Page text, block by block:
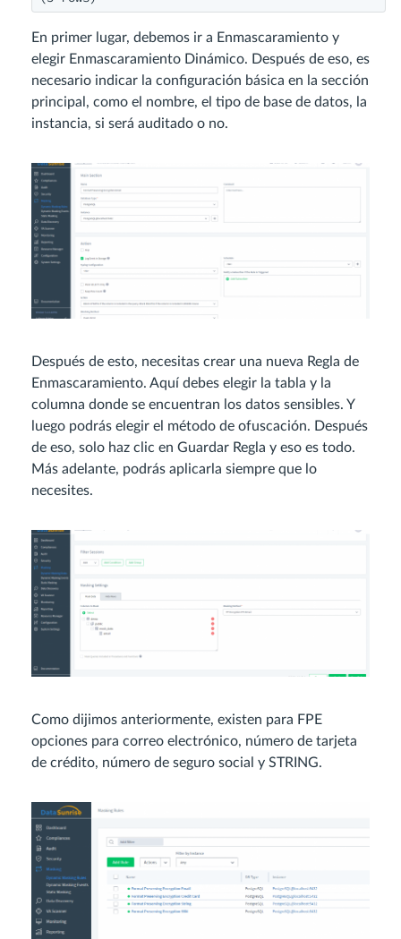
En primer lugar, debemos ir a Enmascaramiento y
elegir Enmascaramiento Dinámico. Después de eso, es
necesario indicar la configuración básica en la sección
principal, como el nombre, el tipo de base de datos, la
instancia, si será auditado o no.
Después de esto, necesitas crear una nueva Regla de
Enmascaramiento. Aquí debes elegir la tabla y la
columna donde se encuentran los datos sensibles. Y
luego podrás elegir el método de ofuscación. Después
de eso, solo haz clic en Guardar Regla y eso es todo.
Más adelante, podrás aplicarla siempre que lo
necesites.
Como dijimos anteriormente, existen para FPE
opciones para correo electrónico, número de tarjeta
de crédito, número de seguro social y STRING.